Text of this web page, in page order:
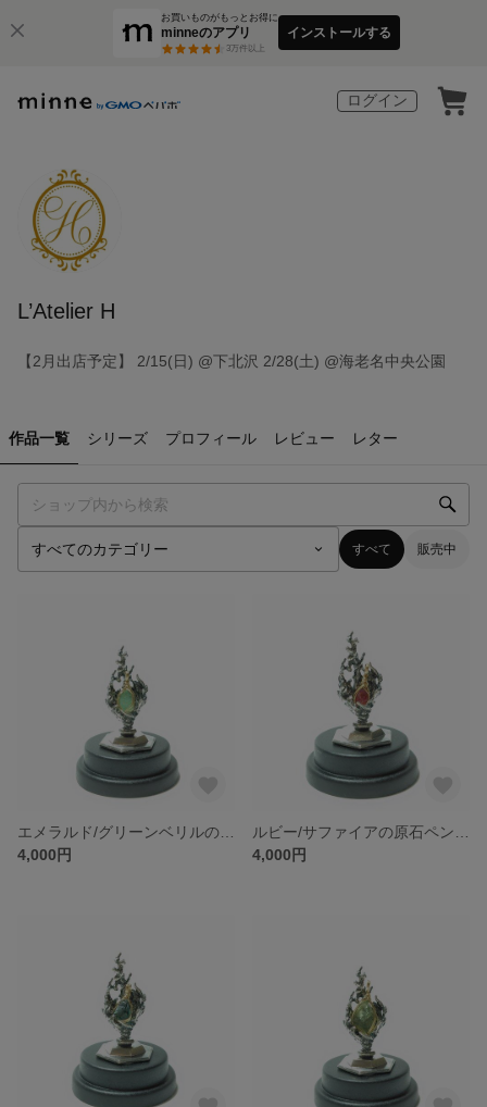
お買いものがもっとお得に
minneのアプリ
3万件以上
インストールする
ログイン
L’Atelier H
【2月出店予定】 2/15(日) @下北沢 2/28(土) @海老名中央公園
作品一覧 シリーズ プロフィール レビュー レター
すべて 販売中
4,000円
4,000円